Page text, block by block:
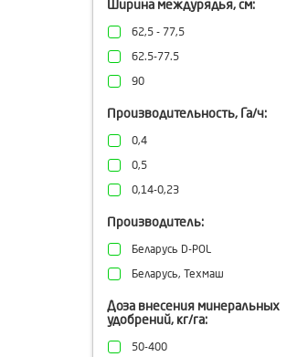
Ширина междурядья, см:
62,5 - 77,5
62.5-77.5
90
Производительность, Га/ч:
0,4
0,5
0,14-0,23
Производитель:
Беларусь D-POL
Беларусь, Техмаш
Доза внесения минеральных
удобрений, кг/га:
50-400